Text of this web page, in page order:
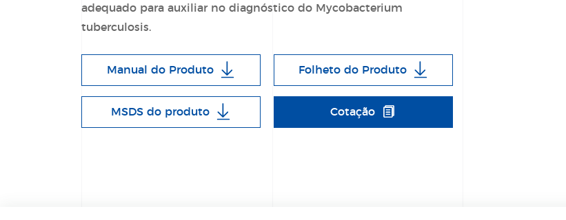
adequado para auxiliar no diagnóstico do Mycobacterium
tuberculosis.
Manual do Produto Folheto do Produto
MSDS do produto Cotação